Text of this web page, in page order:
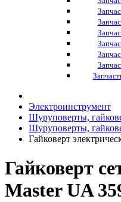
Электроинструмент
Шуруповерты,
Шуруповерты,
Гайковерт
Гайковерт
Master UA